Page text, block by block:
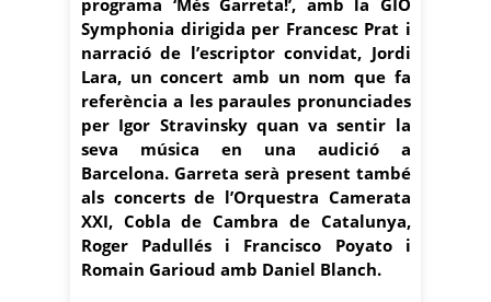
Symphonia dirigida per Francesc Prat i
narració de l’escriptor convidat, Jordi
Lara, un concert amb un nom que fa
referència a les paraules pronunciades
per Igor Stravinsky quan va sentir la
seva música en una audició a
Barcelona. Garreta serà present també
als concerts de l’Orquestra Camerata
XXI, Cobla de Cambra de Catalunya,
Roger Padullés i Francisco Poyato i
Romain Garioud amb Daniel Blanch.